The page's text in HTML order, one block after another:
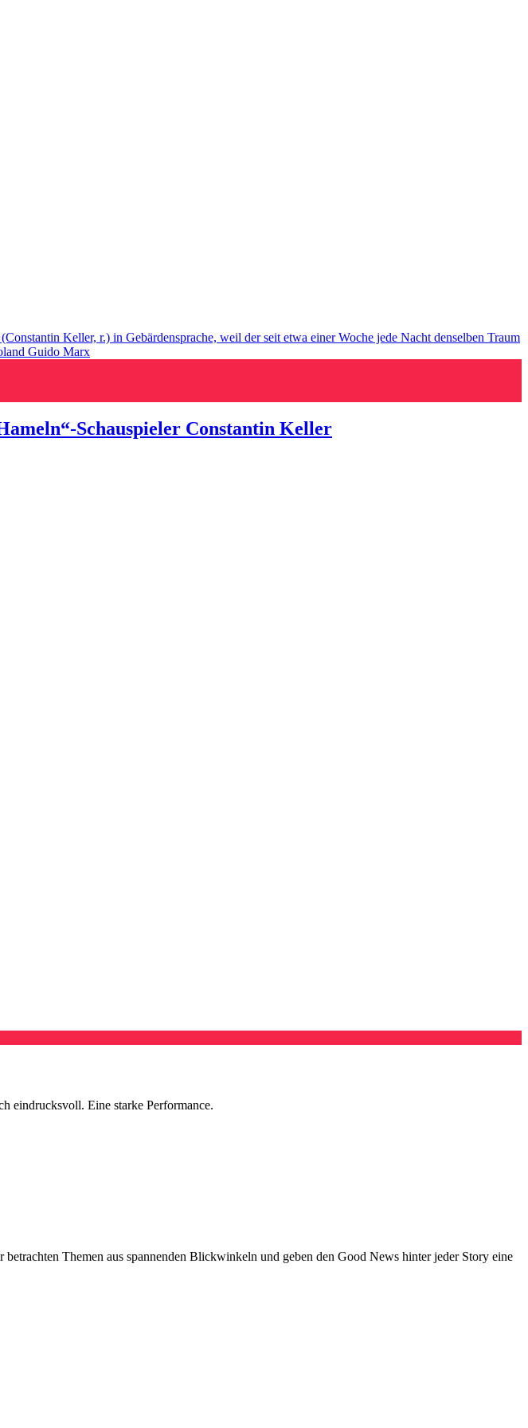
Schauspieler Constantin Keller
eindrucksvoll. Eine starke Performance.
Themen aus spannenden Blickwinkeln und geben den Good News hinter jeder Story eine